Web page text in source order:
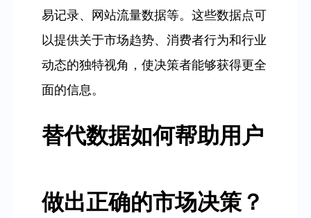
易记录、网站流量数据等。这些数据点可
以提供关于市场趋势、消费者行为和行业
动态的独特视角，使决策者能够获得更全
面的信息。
替代数据如何帮助用户
做出正确的市场决策？